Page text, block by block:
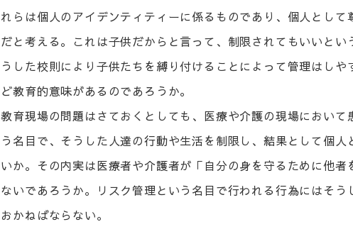
れらは個人のアイデンティティーに係るものであり、個人として
だと考える。これは子供だからと言って、制限されてもいいとい
うした校則により子供たちを縛り付けることによって管理はしや
ど教育的意味があるのであろうか。
教育現場の問題はさておくとしても、医療や介護の現場において
う名目で、そうした人達の行動や生活を制限し、結果として個
いか。その内実は医療者や介護者が「自分の身を守るために他者
ないであろうか。リスク管理という名目で行われる行為にはそう
おかねばならない。